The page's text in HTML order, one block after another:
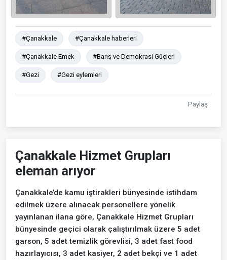
#Çanakkale #Çanakkale haberleri
#Çanakkale Emek #Barış ve Demokrasi Güçleri
#Gezi #Gezi eylemleri
Paylaş
Çanakkale Hizmet Grupları
eleman arıyor
Çanakkale’de kamu iştirakleri bünyesinde istihdam
edilmek üzere alınacak personellere yönelik
yayınlanan ilana göre, Çanakkale Hizmet Grupları
bünyesinde geçici olarak çalıştırılmak üzere 5 adet
garson, 5 adet temizlik görevlisi, 3 adet fast food
hazırlayıcısı, 3 adet kasiyer, 2 adet bekçi ve 1 adet